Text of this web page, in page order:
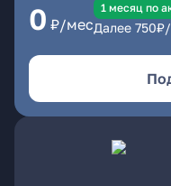
0 ₽/мес
1 месяц по
Далее 750